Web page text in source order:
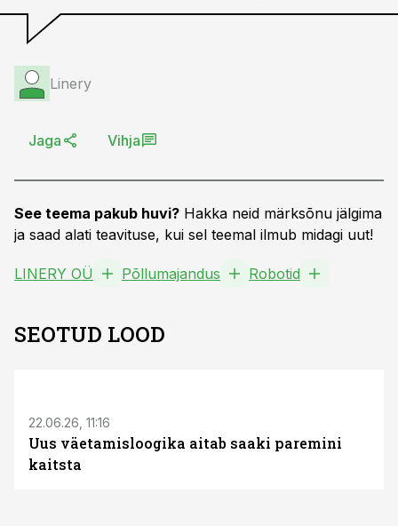
Linery
Jaga Vihja
See teema pakub huvi? Hakka neid märksõnu jälgima
ja saad alati teavituse, kui sel teemal ilmub midagi uut!
LINERY OÜ Põllumajandus Robotid
SEOTUD LOOD
22.06.26, 11:16
Uus väetamisloogika aitab saaki paremini
kaitsta